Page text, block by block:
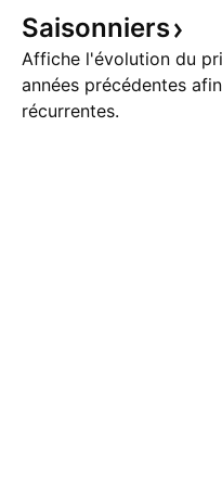
Saisonniers
Affiche l'évolution du
années précédentes
récurrentes.